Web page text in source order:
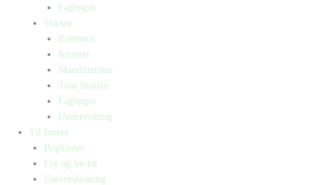
Fagbøger
Voksne
Romance
Krimier
Skønlitteratur
True Stories
Fagbøger
Undervisning
Til lærere
Bogkasser
Lix og let-tal
Universlæsning